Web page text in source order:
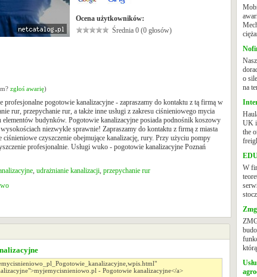
Ocena użytkowników:
Średnia 0 (0 głosów)
zgłoś awarię)
profesjonalne pogotowie kanalizacyjne - zapraszamy do kontaktu z tą firmą w
rur, przepychanie rur, a także inne usługi z zakresu ciśnieniowego mycia
budynków. Pogotowie kanalizacyjne posiada podnośnik koszowy
niezwykle sprawnie! Zapraszamy do kontaktu z firmą z miasta
czyszczenie obejmujące kanalizację, rury. Przy użyciu pompy
profesjonalnie. Usługi wuko - pogotowie kanalizacyjne Poznań
, udrażnianie kanalizacji, przepychanie rur
o
na
UK
the
W